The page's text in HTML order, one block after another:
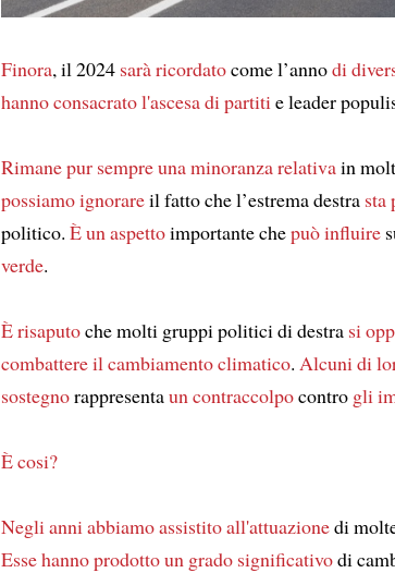
Finora, il 2024 sarà ricordatocome l’annodi
hanno consacrato l'ascesadi partiti e leader
Rimane pur sempre una minoranza relativain
possiamo ignorareil fatto che l’estrema destra sta
politico. È un aspettoimportante chepuò influire
verde.
È risaputoche molti gruppi politici di destra si
combattereil cambiamento climatico. Alcuni di
sostegnorappresentaun contraccolpocontro gli
È cosi?
Negli anni abbiamo assistitoall'attuazionedi
Esse hanno prodottoun grado significativodi